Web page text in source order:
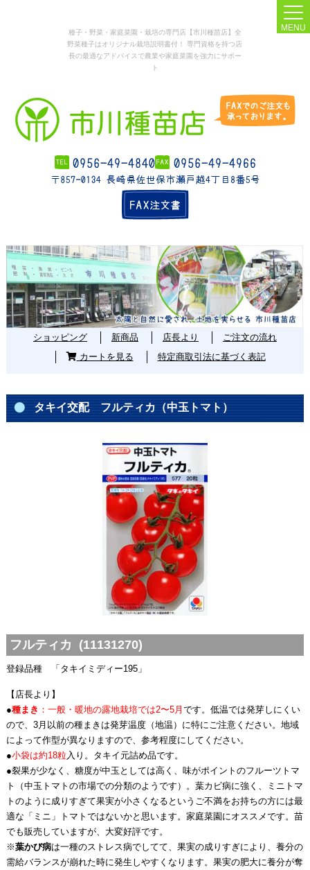
種子・野菜・家庭菜園・栽培の専門店【市川種苗店】全
野菜種子はオリジナル栽培説明書付！ 専門資格を持つ店
長の最適なアドバイスで農業や家庭菜園を強力にサポー
ト
MENU
ショッピング 新商品 店長より
ご注文の流れ
カートを見る
特定商取引法に基づく表記
タキイ交配 フルティカ（中玉トマト）
フルティカ (11131270)
登録品種 「タキイミディー195」
【店長より】
●種まき ：一般・暖地の露地栽培では2〜5月 です。低温では発芽しにくい
ので、3月以前の種まきは発芽温度（地温）に特にご注意ください。地域
によって作型が異なりますので、参考程度にしてください。
●小袋は約18粒入り。タキイ元詰め品です。
●裂果が少なく、糖度が中玉としては高く、味がポイントのフルーツトマ
ト（中玉トマトの市場での分類のようです）。葉カビ病に強く、ミニトマ
トのように成りすぎて果実が小さくなるというご不満をお持ちの方には最
適な「ミニ」トマトではないかと思います。家庭菜園にオススメです。苗
でも販売していますが、大変好評です。
※葉かび病は一種のストレス病でしてて、果実の成りすぎにより、養分の
需給バランスが崩れた時に発生しやすくなります。果実の肥大に養分が奪